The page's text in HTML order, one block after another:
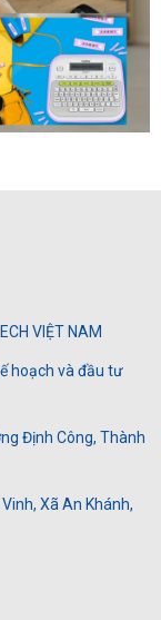
VIỆT NAM
hoạch và đầu tư
Định Công, Thành
Xã An Khánh,